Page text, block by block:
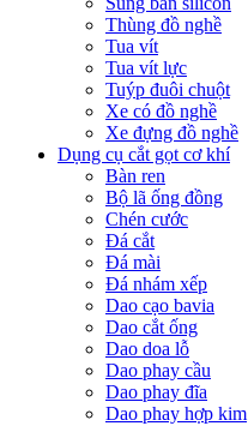
Thùng đồ nghề
Tua vít
Tua vít lực
Tuýp đuôi chuột
Xe có đồ nghề
Xe đựng đồ nghề
Dụng cụ cắt gọt cơ khí
Bàn ren
Bộ lã ống đồng
Chén cước
Đá cắt
Đá mài
Đá nhám xếp
Dao cạo bavia
Dao cắt ống
Dao doa lỗ
Dao phay cầu
Dao phay đĩa
Dao phay hợp kim